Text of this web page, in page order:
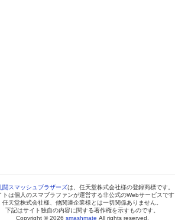
闘スマッシュブラザーズは、任天堂株式会社様の登録商標です。
トは個人のスマブラファンが運営する非公式のWebサービスです
任天堂株式会社様、他関連企業様とは一切関係ありません。
下記はサイト独自の内容に関する著作権を示すものです。
Copyright © 2026 smashmate All rights reserved.